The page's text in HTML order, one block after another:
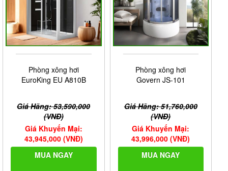
Phòng xông hơi
EuroKing EU A810B
Giá Hãng: 53,590,000
(VNĐ)
Giá Khuyến Mại:
43,945,000 (VNĐ)
MUA NGAY
Phòng xông hơi
Govern JS-101
Giá Hãng: 51,760,000
(VNĐ)
Giá Khuyến Mại:
43,996,000 (VNĐ)
MUA NGAY